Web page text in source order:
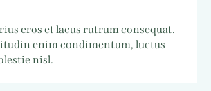
eros et lacus rutrum consequat.
enim condimentum, luctus
nisl.